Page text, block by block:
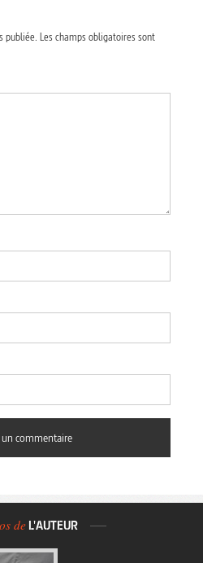
publiée. Les champs obligatoires sont
de L'AUTEUR